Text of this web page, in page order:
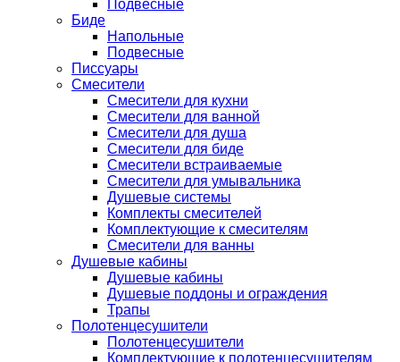
Подвесные
Биде
Напольные
Подвесные
Писсуары
Смесители
Смесители для кухни
Смесители для ванной
Смесители для душа
Смесители для биде
Смесители встраиваемые
Смесители для умывальника
Душевые системы
Комплекты смесителей
Комплектующие к смесителям
Смесители для ванны
Душевые кабины
Душевые кабины
Душевые поддоны и ограждения
Трапы
Полотенцесушители
Полотенцесушители
Комплектующие к полотенцесушителям